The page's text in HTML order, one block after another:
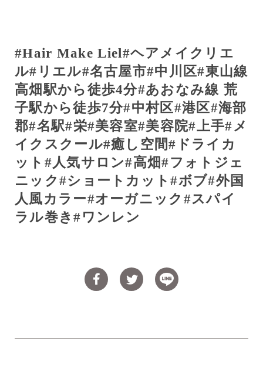
#Hair Make Liel#ヘアメイクリエ
ル# リエル#名古屋市#中川区#東山線
高畑駅から徒歩4分#あおなみ線 荒
子駅から徒歩7分#中村区#港区#海部
郡#名駅#栄#美容室#美容院#上手# メ
イクスクール#癒し空間# ドライカ
ット # 人気サロン#高畑#フォトジェ
ニック #ショートカット#ボブ#外国
人風カラー#オーガニック #スパイ
ラル巻き# ワンレン